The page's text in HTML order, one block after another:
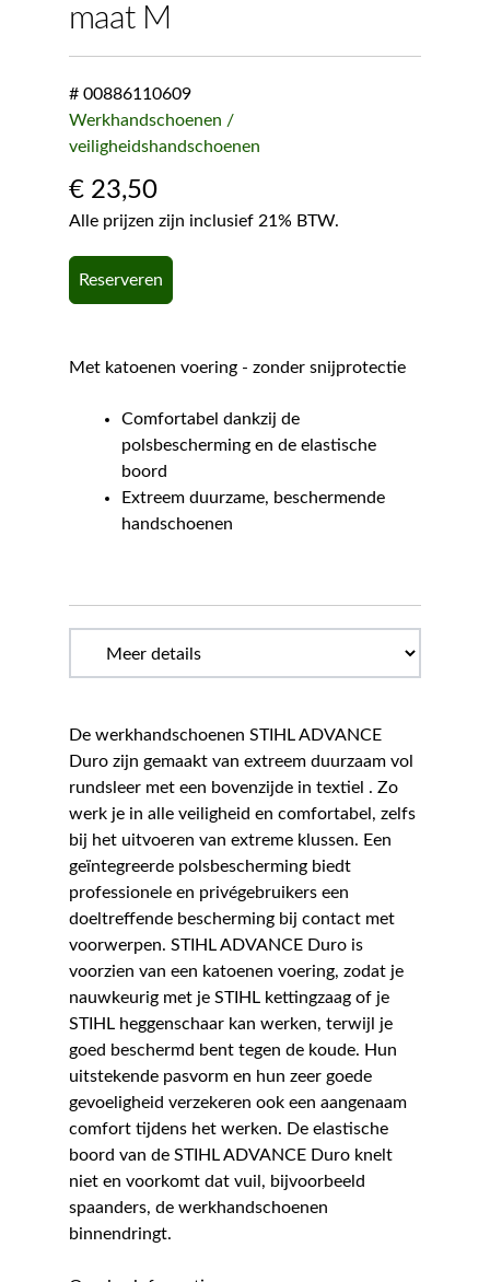
maat M
# 00886110609
Werkhandschoenen /
veiligheidshandschoenen
€23,50
Alle prijzen zijn inclusief 21% BTW.
Reserveren
Met katoenen voering - zonder snijprotectie
Comfortabel dankzij de
polsbescherming en de elastische
boord
Extreem duurzame, beschermende
handschoenen
De werkhandschoenen STIHL ADVANCE
Duro zijn gemaakt van extreem duurzaam vol
rundsleer met een bovenzijde in textiel . Zo
werk je in alle veiligheid en comfortabel, zelfs
bij het uitvoeren van extreme klussen. Een
geïntegreerde polsbescherming biedt
professionele en privégebruikers een
doeltreffende bescherming bij contact met
voorwerpen. STIHL ADVANCE Duro is
voorzien van een katoenen voering, zodat je
nauwkeurig met je STIHL kettingzaag of je
STIHL heggenschaar kan werken, terwijl je
goed beschermd bent tegen de koude. Hun
uitstekende pasvorm en hun zeer goede
gevoeligheid verzekeren ook een aangenaam
comfort tijdens het werken. De elastische
boord van de STIHL ADVANCE Duro knelt
niet en voorkomt dat vuil, bijvoorbeeld
spaanders, de werkhandschoenen
binnendringt.